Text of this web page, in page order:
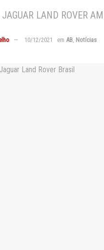
LAND ROVER
10/12/2021 em AB, Notícias